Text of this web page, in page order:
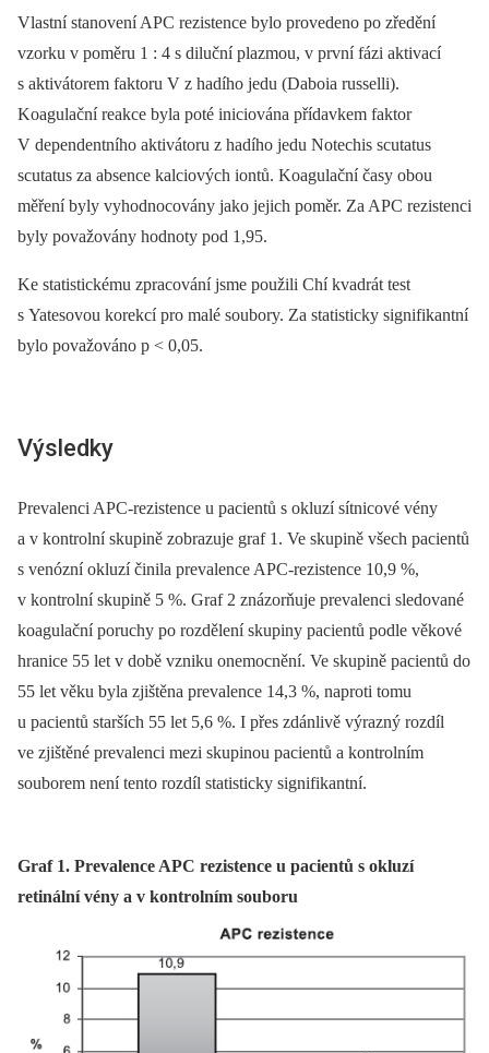
Vlastní stanovení APC rezistence bylo provedeno po zředění
vzorku v poměru 1 : 4 s diluční plazmou, v první fázi aktivací
s aktivátorem faktoru V z hadího jedu (Daboia russelli).
Koagulační reakce byla poté iniciována přídavkem faktor
V dependentního aktivátoru z hadího jedu Notechis scutatus
scutatus za absence kalciových iontů. Koagulační časy obou
měření byly vyhodnocovány jako jejich poměr. Za APC rezistenci
byly považovány hodnoty pod 1,95.
Ke statistickému zpracování jsme použili Chí kvadrát test
s Yatesovou korekcí pro malé soubory. Za statisticky signifikantní
bylo považováno p < 0,05.
Výsledky
Prevalenci APC-rezistence u pacientů s okluzí sítnicové vény
a v kontrolní skupině zobrazuje graf 1. Ve skupině všech pacientů
s venózní okluzí činila prevalence APC-rezistence 10,9 %,
v kontrolní skupině 5 %. Graf 2 znázorňuje prevalenci sledované
koagulační poruchy po rozdělení skupiny pacientů podle věkové
hranice 55 let v době vzniku onemocnění. Ve skupině pacientů do
55 let věku byla zjištěna prevalence 14,3 %, naproti tomu
u pacientů starších 55 let 5,6 %. I přes zdánlivě výrazný rozdíl
ve zjištěné prevalenci mezi skupinou pacientů a kontrolním
souborem není tento rozdíl statisticky signifikantní.
Graf 1. Prevalence APC rezistence u pacientů s okluzí
retinální vény a v kontrolním souboru